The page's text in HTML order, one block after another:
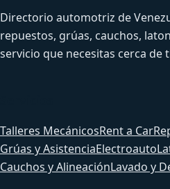
Directorio automotriz de
repuestos, grúas, cauchos,
servicio que necesitas cerca de
Talleres MecánicosRent a Car
Grúas y AsistenciaElectroauto
Cauchos y AlineaciónLavado y